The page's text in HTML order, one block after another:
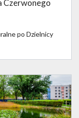
Czerwonego
po Dzielnicy